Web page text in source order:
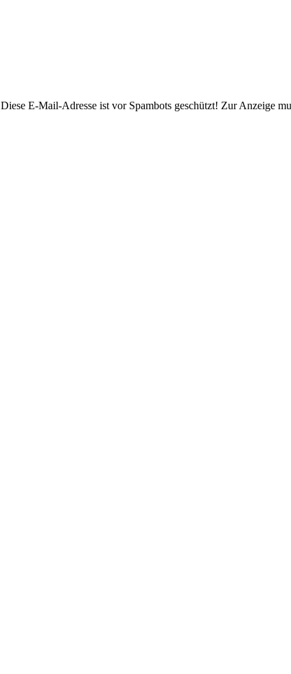
Diese E-Mail-Adresse ist vor Spambots geschützt! Zur Anzeige